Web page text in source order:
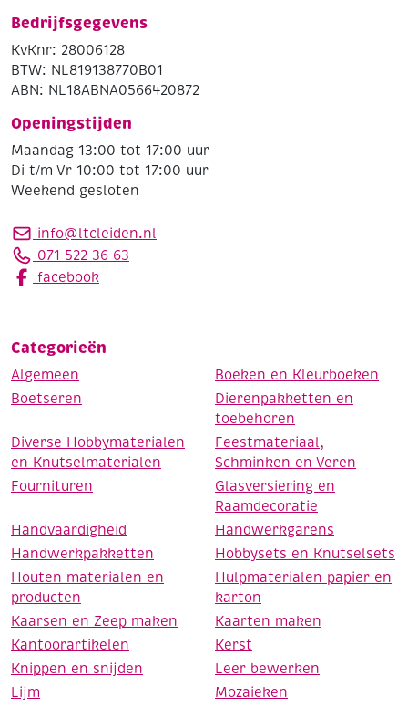
Bedrijfsgegevens
KvKnr: 28006128
BTW: NL819138770B01
ABN: NL18ABNA0566420872
Openingstijden
Maandag 13:00 tot 17:00 uur
Di t/m Vr 10:00 tot 17:00 uur
Weekend gesloten
info@ltcleiden.nl
071 522 36 63
facebook
Categorieën
Algemeen
Boeken en Kleurboeken
Boetseren
Dierenpakketten en
toebehoren
Diverse Hobbymaterialen
en Knutselmaterialen
Feestmateriaal,
Schminken en Veren
Fournituren
Glasversiering en
Raamdecoratie
Handvaardigheid
Handwerkgarens
Handwerkpakketten
Hobbysets en Knutselsets
Houten materialen en
producten
Hulpmaterialen papier en
karton
Kaarsen en Zeep maken
Kaarten maken
Kantoorartikelen
Kerst
Knippen en snijden
Leer bewerken
Lijm
Mozaieken